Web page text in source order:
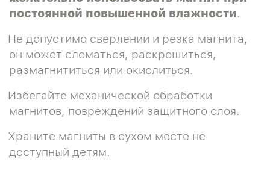
постоянной повышенной влажности.
Не допустимо сверлении и резка магнита,
он может сломаться, раскрошиться,
размагнититься или окислиться.
Избегайте механической обработки
магнитов, повреждений защитного слоя.
Храните магниты в сухом месте не
доступный детям.